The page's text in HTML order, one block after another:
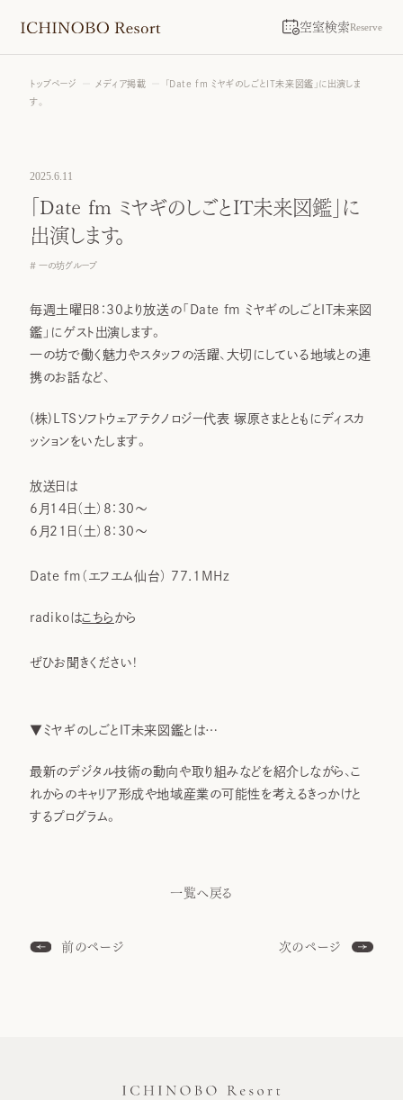
空室検索Reserve
トップページ メディア掲載
「Date fm ミヤギのしごとIT未来図鑑」に出演しま
す。
2025.6.11
「Date fm ミヤギのしごとIT未来図鑑」に
出演します。
一の坊グループ
毎週土曜日8：30より放送の「Date fm ミヤギのしごとIT未来図
鑑」にゲスト出演します。
一の坊で働く魅力やスタッフの活躍、大切にしている地域との連
携のお話など、
(株)LTSソフトウェアテクノロジー代表 塚原さまとともにディスカ
ッションをいたします。
放送日は
6月14日（土）8：30～
6月21日（土）8：30～
Date fm（エフエム仙台） 77.1MHz
radikoはこちら から
ぜひお聞きください！
▼ミヤギのしごとIT未来図鑑とは…
最新のデジタル技術の動向や取り組みなどを紹介しながら、こ
れからのキャリア形成や地域産業の可能性を考えるきっかけと
するプログラム。
前のページ
一覧へ戻る
次のページ